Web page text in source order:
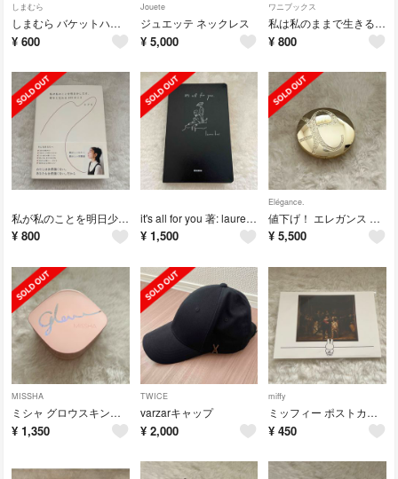
しまむら
しまむら バケットハット
¥ 600
Jouete
ジュエッテ ネックレス
¥ 5,000
ワニブックス
私は私のままで生きることにした 著:キムスヒョン
¥ 800
私が私のことを明日少しだけ、好きになれる１０１のこと 著:loveli
¥ 800
it's all for you 著: lauren tsui
¥ 1,500
Elégance.
値下げ！ エレガンス ラ プードル オートニュアンスIV 8.8g
¥ 5,500
MISSHA
ミシャ グロウスキンバーム50ml
¥ 1,350
TWICE
varzarキャップ
¥ 2,000
miffy
ミッフィー ポストカード
¥ 450